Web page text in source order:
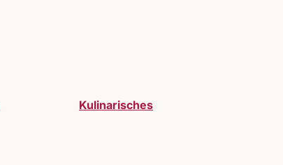
Kulinarisches